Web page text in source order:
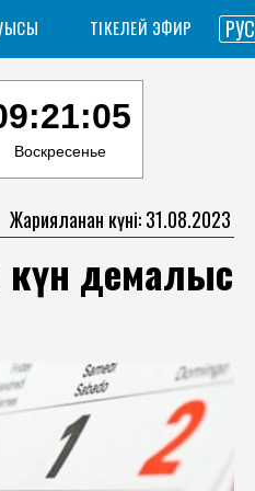
ТІКЕЛЕЙ ЭФИР РУС
Воскресенье
Жарияланған күні: 31.08.2023
күн демалыс